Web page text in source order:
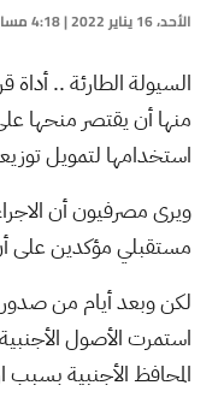
الأحد، 16 يناير 2022 | 4:18 مساءً
السيولة الطارئة .. أداة
منها أن يقتصر منحها
استخدامها لتمويل
مستقبلي مؤكدين على أن
لكن وبعد أيام من صدور
استمرت الأصول
المحافظ الأجنبية